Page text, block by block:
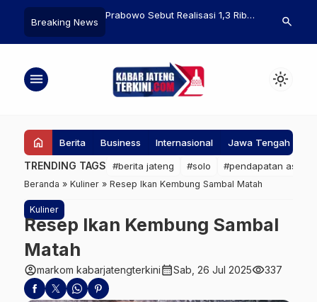
Breaking News
Hingga Akhir Tahun
Pemkot Tangsel Klarifikasi Terkait
yang Beredar Tidak Benar
Ambruknya
Hilang
search
menu light_mode
home Berita Business Internasional Jawa Tengah
TRENDING TAGS #berita jateng #solo #pendapatan asli
Beranda » Kuliner » Resep Ikan Kembung Sambal Matah
Kuliner
Resep Ikan Kembung Sambal
Matah
account_circlemarkom kabarjatengterkinicalendar_monthSab, 26 Jul 2025visibility337